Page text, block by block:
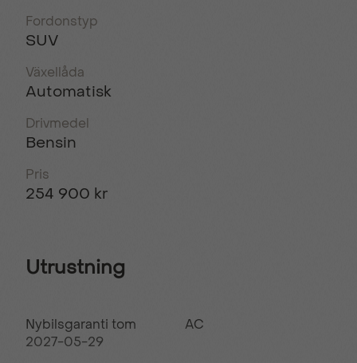
Fordonstyp
SUV
Växellåda
Automatisk
Drivmedel
Bensin
Pris
254 900 kr
Utrustning
Nybilsgaranti tom
2027-05-29
AC